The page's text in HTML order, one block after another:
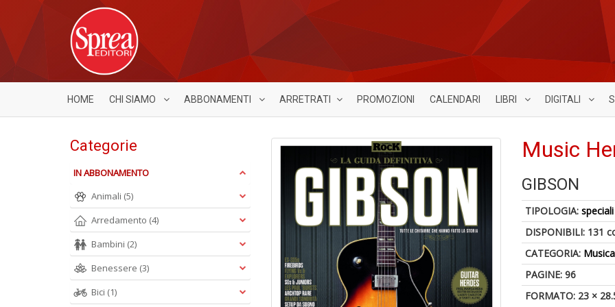
HOME CHI SIAMO ABBONAMENTI ARRETRATI PROMOZIONI CALENDARI LIBRI DIGITALI
Music
GIBSON
TIPOLOGIA:speciali
DISPONIBILI: 131
CATEGORIA: Musica
PAGINE: 96
FORMATO: 23 ×
Categorie
IN ABBONAMENTO
Animali (5)
Arredamento (4)
Bambini (2)
Benessere (3)
Bici (1)